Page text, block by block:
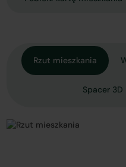
Rzut mieszkania
Spacer 3D